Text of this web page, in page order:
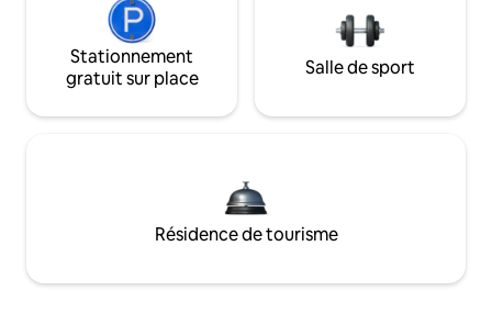
Stationnement
gratuit sur place
Salle de sport
Résidence de tourisme